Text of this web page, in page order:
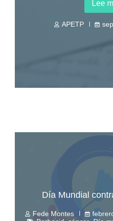
Lee
APETP
Día Mundial
Fede Montes